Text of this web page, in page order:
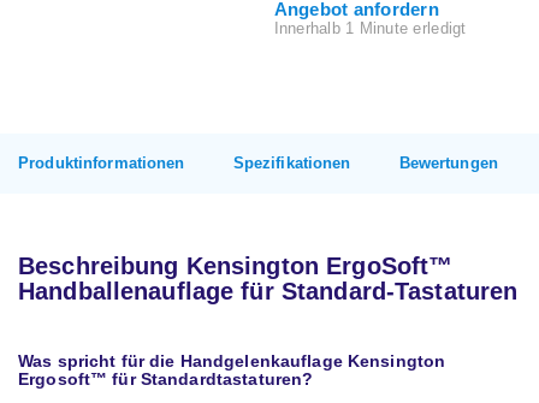
Angebot anfordern
Innerhalb 1 Minute erledigt
Produktinformationen Spezifikationen Bewertungen
Beschreibung Kensington ErgoSoft™
Handballenauflage für Standard-Tastaturen
Was spricht für die Handgelenkauflage Kensington
Ergosoft™ für Standardtastaturen?